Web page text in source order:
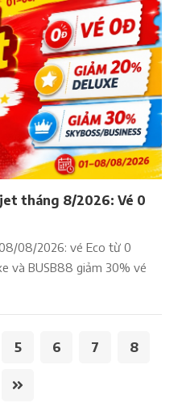
tháng 8/2026: Vé 0
08/2026: vé Eco từ 0
và BUSB88 giảm 30% vé
5 6 7 8